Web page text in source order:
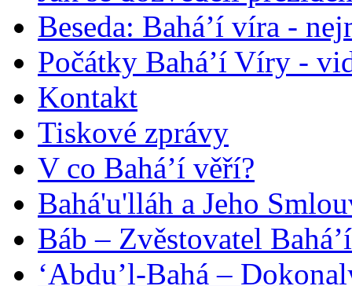
Beseda: Bahá’í víra -
Počátky Bahá’í Víry -
Kontakt
Tiskové zprávy
V co Bahá’í věří?
Bahá'u'lláh a Jeho
Báb – Zvěstovatel
‘Abdu’l-Bahá –